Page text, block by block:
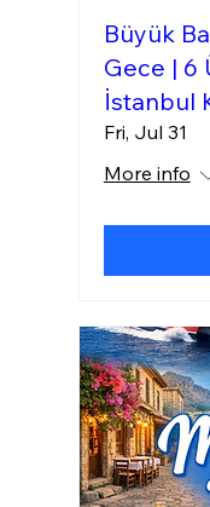
Büyük
Gece | 6
İstanbul
Fri, Jul 31
More info